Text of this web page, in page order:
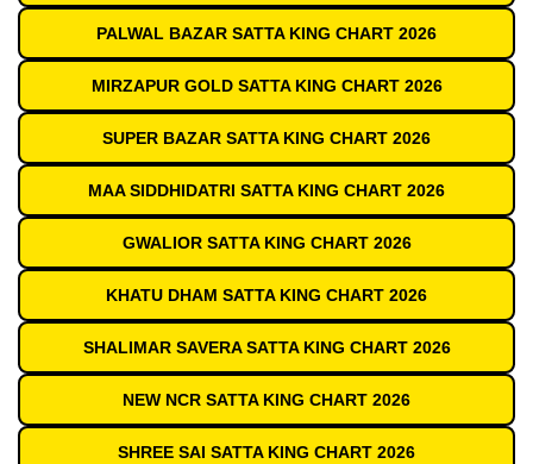
PALWAL BAZAR SATTA KING CHART 2026
MIRZAPUR GOLD SATTA KING CHART 2026
SUPER BAZAR SATTA KING CHART 2026
MAA SIDDHIDATRI SATTA KING CHART 2026
GWALIOR SATTA KING CHART 2026
KHATU DHAM SATTA KING CHART 2026
SHALIMAR SAVERA SATTA KING CHART 2026
NEW NCR SATTA KING CHART 2026
SHREE SAI SATTA KING CHART 2026